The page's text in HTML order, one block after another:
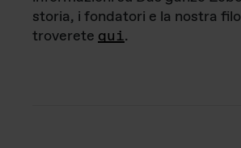
storia, i fondatori e la nostra
troverete qui.